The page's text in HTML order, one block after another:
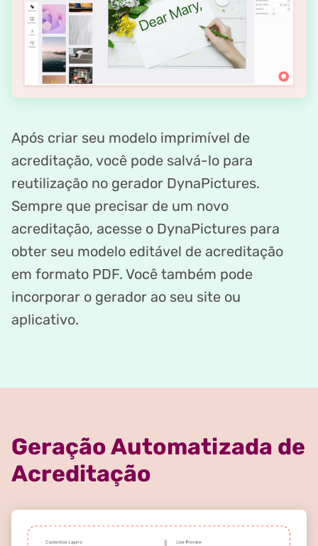
Após criar seu modelo imprimível de
acreditação, você pode salvá-lo para
reutilização no gerador DynaPictures.
Sempre que precisar de um novo
acreditação, acesse o DynaPictures para
obter seu modelo editável de acreditação
em formato PDF. Você também pode
incorporar o gerador ao seu site ou
aplicativo.
Geração Automatizada de
Acreditação